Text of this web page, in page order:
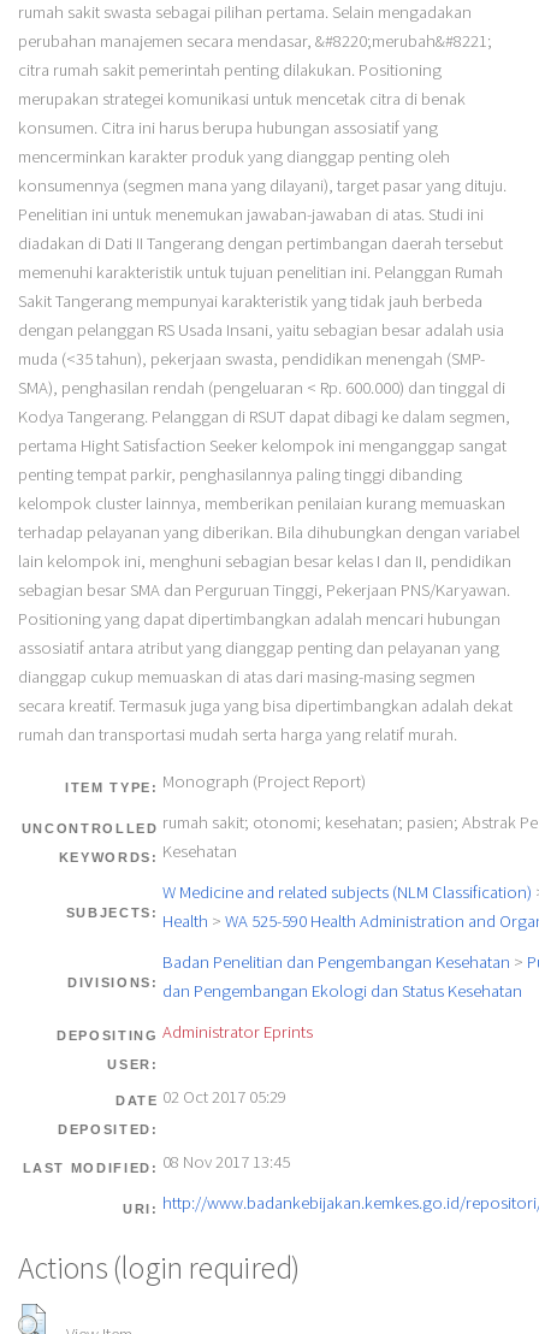
rumah sakit swasta sebagai pilihan pertama. Selain mengadakan
perubahan manajemen secara mendasar, &#8220;merubah&#8221;
citra rumah sakit pemerintah penting dilakukan. Positioning
merupakan strategei komunikasi untuk mencetak citra di benak
konsumen. Citra ini harus berupa hubungan assosiatif yang
mencerminkan karakter produk yang dianggap penting oleh
konsumennya (segmen mana yang dilayani), target pasar yang dituju.
Penelitian ini untuk menemukan jawaban-jawaban di atas. Studi ini
diadakan di Dati II Tangerang dengan pertimbangan daerah tersebut
memenuhi karakteristik untuk tujuan penelitian ini. Pelanggan Rumah
Sakit Tangerang mempunyai karakteristik yang tidak jauh berbeda
dengan pelanggan RS Usada Insani, yaitu sebagian besar adalah usia
muda (<35 tahun), pekerjaan swasta, pendidikan menengah (SMP-
SMA), penghasilan rendah (pengeluaran < Rp. 600.000) dan tinggal di
Kodya Tangerang. Pelanggan di RSUT dapat dibagi ke dalam segmen,
pertama Hight Satisfaction Seeker kelompok ini menganggap sangat
penting tempat parkir, penghasilannya paling tinggi dibanding
kelompok cluster lainnya, memberikan penilaian kurang memuaskan
terhadap pelayanan yang diberikan. Bila dihubungkan dengan variabel
lain kelompok ini, menghuni sebagian besar kelas I dan II, pendidikan
sebagian besar SMA dan Perguruan Tinggi, Pekerjaan PNS/Karyawan.
Positioning yang dapat dipertimbangkan adalah mencari hubungan
assosiatif antara atribut yang dianggap penting dan pelayanan yang
dianggap cukup memuaskan di atas dari masing-masing segmen
secara kreatif. Termasuk juga yang bisa dipertimbangkan adalah dekat
rumah dan transportasi mudah serta harga yang relatif murah.
ITEM TYPE: Monograph (Project Report)
UNCONTROLLED
KEYWORDS:
rumah sakit; otonomi; kesehatan; pasien; Abstrak
Kesehatan
SUBJECTS:
W Medicine and related subjects (NLM Classification)
Health > WA 525-590 Health Administration and
DIVISIONS:
Badan Penelitian dan Pengembangan Kesehatan >
dan Pengembangan Ekologi dan Status Kesehatan
DEPOSITING
USER:
Administrator Eprints
DATE
DEPOSITED:
02 Oct 2017 05:29
LAST MODIFIED: 08 Nov 2017 13:45
URI: http://www.badankebijakan.kemkes.go.id/
Actions (login required)